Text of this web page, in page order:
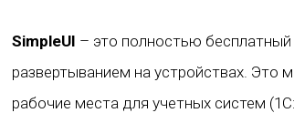
SimpleUI – это полностью
развертыванием на устройствах.
рабочие места для учетных систем